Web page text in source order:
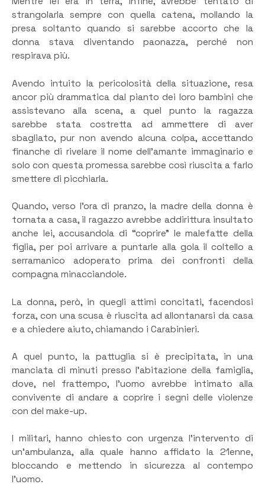
strangolarla sempre con quella catena, mollando la
presa soltanto quando si sarebbe accorto che la
donna stava diventando paonazza, perché non
respirava più.
Avendo intuito la pericolosità della situazione, resa
ancor più drammatica dal pianto dei loro bambini che
assistevano alla scena, a quel punto la ragazza
sarebbe stata costretta ad ammettere di aver
sbagliato, pur non avendo alcuna colpa, accettando
finanche di rivelare il nome dell’amante immaginario e
solo con questa promessa sarebbe così riuscita a farlo
smettere di picchiarla.
Quando, verso l’ora di pranzo, la madre della donna è
tornata a casa, il ragazzo avrebbe addirittura insultato
anche lei, accusandola di “coprire” le malefatte della
figlia, per poi arrivare a puntarle alla gola il coltello a
serramanico adoperato prima dei confronti della
compagna minacciandole.
La donna, però, in quegli attimi concitati, facendosi
forza, con una scusa è riuscita ad allontanarsi da casa
e a chiedere aiuto, chiamando i Carabinieri.
A quel punto, la pattuglia si è precipitata, in una
manciata di minuti presso l’abitazione della famiglia,
dove, nel frattempo, l’uomo avrebbe intimato alla
convivente di andare a coprire i segni delle violenze
con del make-up.
I militari, hanno chiesto con urgenza l’intervento di
un’ambulanza, alla quale hanno affidato la 21enne,
bloccando e mettendo in sicurezza al contempo
l’uomo.